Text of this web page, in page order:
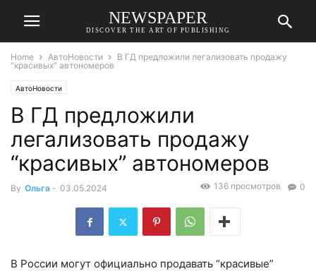
NEWSPAPER
DISCOVER THE ART OF PUBLISHING
Home АвтоНовости
В ГД предложили легализовать продажу
“красивых” автономеров
АвтоНовости
В ГД предложили
легализовать продажу
“красивых” автономеров
By Ольга - 03.05.2024 0
136 просмотров
В России могут официально продавать “красивые”